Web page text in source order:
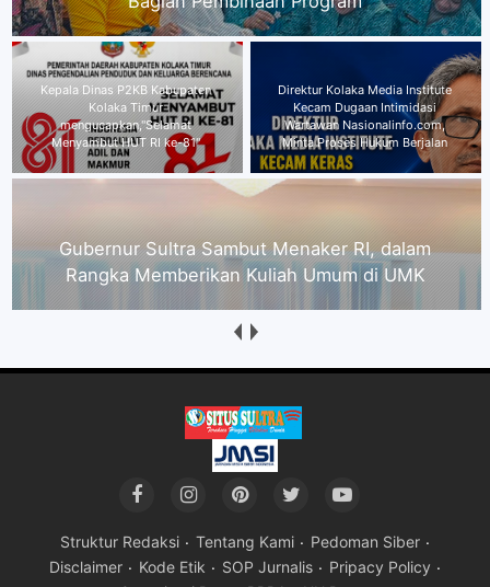
Direktur Kolaka Media Institute
Kecam Dugaan Intimidasi
Wartawan Nasionalinfo.com,
Minta Proses Hukum Berjalan
Gubernur Sultra Sambut Menaker
RI, dalam Rangka Memberikan
Kuliah Umum di UMK
Praktisi Hukum Andri : Jika Ancaman dan
Intimidasi CEO PT JNP Terbukti, Terancam
Penjara 4 Tahun
Struktur Redaksi Tentang Kami
Pedoman Siber
Disclaimer
Kode Etik SOP Jurnalis
Pripacy Policy